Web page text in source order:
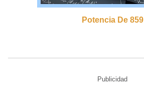
Potencia De 859
Publicidad